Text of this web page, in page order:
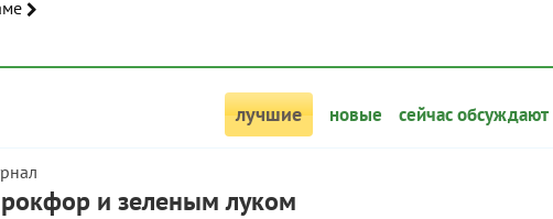
лучшие новые сейчас обсуждают
и зеленым луком